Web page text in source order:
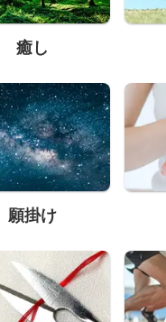
癒し
願掛け